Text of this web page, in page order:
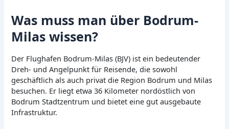
Was muss man über Bodrum-
Milas wissen?
Der Flughafen Bodrum-Milas (BJV) ist ein bedeutender
Dreh- und Angelpunkt für Reisende, die sowohl
geschäftlich als auch privat die Region Bodrum und Milas
besuchen. Er liegt etwa 36 Kilometer nordöstlich von
Bodrum Stadtzentrum und bietet eine gut ausgebaute
Infrastruktur.